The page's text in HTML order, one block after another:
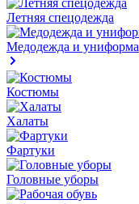
Летняя спецодежда
Медодежда и униформа
Костюмы
Халаты
Фартуки
Головные уборы